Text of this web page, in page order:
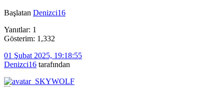
Başlatan Denizci16
Yanıtlar: 1
Gösterim: 1,332
01 Şubat 2025, 19:18:55
Denizci16 tarafından